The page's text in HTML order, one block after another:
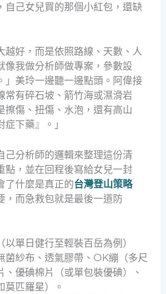
己女兒買的那個小紅包，還缺
越好，而是依照路線、天數、人
像我做分析師做專案，參數設
」美玲一邊聽一邊點頭。阿偉接
常有碎石坡、箭竹海或濕滑岩
擦傷、扭傷、水泡，還有高山
下藥』。」
己分析師的邏輯來整理這份清
點，並在回程後寫給女兒一封
了什麼是真正的台灣登山策略
而急救包就是最後一道防
單日健行至輕裝百岳為例）
菌紗布、透氣膠帶、OK繃（多尺
、優碘棉片（或單包裝優碘）、
莫匹羅星）。